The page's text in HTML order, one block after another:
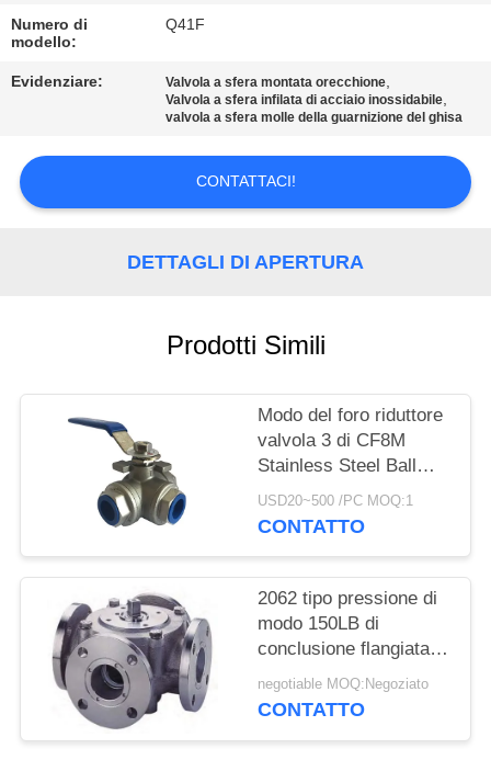
NOTIZIE
CHIEDI UN
PREVENTIVO
MAPPA
INFORMATIVA
PRIVACY
Numero di
modello:
Q41F
Evidenziare: Valvola a sfera montata orecchione,
Valvola a sfera infilata di acciaio inossidabile,
valvola a sfera molle della guarnizione del ghisa
CONTATTACI!
DETTAGLI DI APERTURA
Prodotti Simili
Modo del foro riduttore
valvola 3 di CF8M
Stainless Steel Ball
1000 PSI con il
collegamento del filo
USD20~500 /PC MOQ:1
CONTATTO
2062 tipo pressione di
modo 150LB di
conclusione flangiata
valvola a sfera 5 di
acciaio inossidabile
negotiable MOQ:Negoziato
CONTATTO